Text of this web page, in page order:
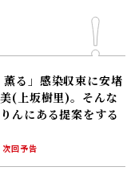
る」感染収束に安堵
(上坂樹里)。そんな
んにある提案をする
次回予告